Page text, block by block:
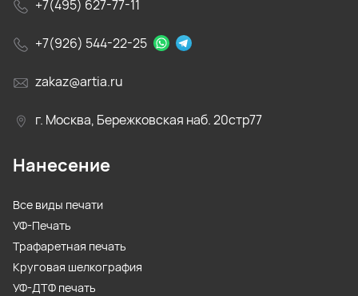
+7(495) 627-77-11
+7(926) 544-22-25
zakaz@artia.ru
г. Москва, Бережковская наб. 20стр77
Нанесение
Все виды печати
УФ-Печать
Трафаретная печать
Круговая шелкография
УФ-ДТФ печать